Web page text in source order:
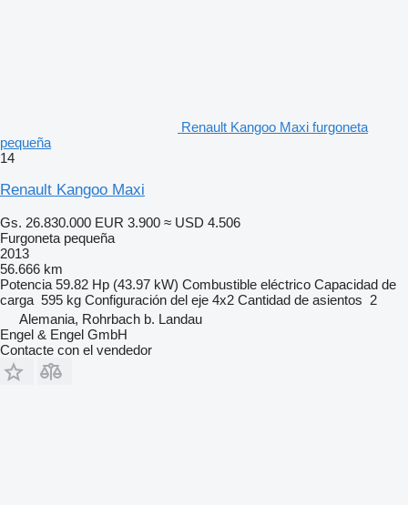
Renault Kangoo Maxi furgoneta
pequeña
14
Renault Kangoo Maxi
Gs. 26.830.000 EUR 3.900 ≈ USD 4.506
Furgoneta pequeña
2013
56.666 km
Potencia 59.82 Hp (43.97 kW) Combustible eléctrico Capacidad de
carga 595 kg Configuración del eje 4x2 Cantidad de asientos 2
Alemania, Rohrbach b. Landau
Engel & Engel GmbH
Contacte con el vendedor